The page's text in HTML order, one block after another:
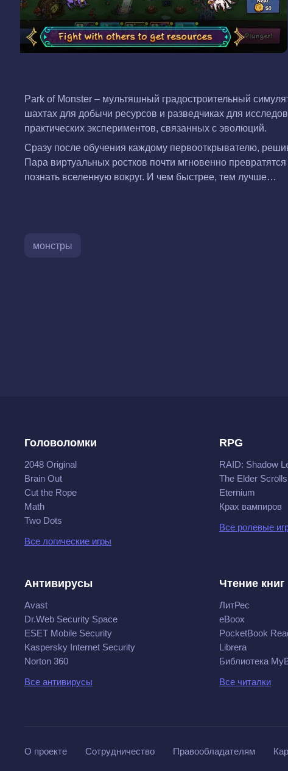
Park of Monster – мультяшный градостроительный
шахтах для добычи ресурсов и разведчиках для
практических экспериментов, связанных с эволюций.
Сразу после обучения каждому первооткрывателю,
Пара виртуальных ростков почти мгновенно
познать вселенную вокруг. И чем быстрее, тем лучше…
монстры
Головоломки
2048 Original
Brain Out
Cut the Rope
Math
Two Dots
Все логические игры
RPG
RAID: Shadow
The Elder Scrolls
Eternium
Крах вампиров
Все ролевые
Антивирусы
Avast
Dr.Web Security Space
ESET Mobile Security
Kaspersky Internet Security
Norton 360
Все антивирусы
Чтение книг
ЛитРес
eBoox
PocketBook
Librera
Библиотека
Все читалки
О проекте Сотрудничество Правообладателям